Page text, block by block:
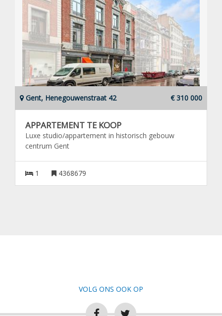
Gent, Henegouwenstraat 42 € 310 000
APPARTEMENT TE KOOP
Luxe studio/appartement in historisch gebouw
centrum Gent
1 4368679
VOLG ONS OOK OP